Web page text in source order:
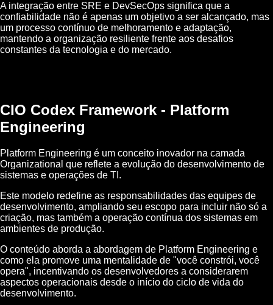
A integração entre SRE e DevSecOps significa que a
confiabilidade não é apenas um objetivo a ser alcançado, mas
um processo contínuo de melhoramento e adaptação,
mantendo a organização resiliente frente aos desafios
constantes da tecnologia e do mercado.
CIO Codex Framework - Platform
Engineering
Platform Engineering é um conceito inovador na camada
Organizational que reflete a evolução do desenvolvimento de
sistemas e operações de TI.
Este modelo redefine as responsabilidades das equipes de
desenvolvimento, ampliando seu escopo para incluir não só a
criação, mas também a operação contínua dos sistemas em
ambientes de produção.
O conteúdo aborda a abordagem de Platform Engineering e
como ela promove uma mentalidade de "você constrói, você
opera", incentivando os desenvolvedores a considerarem
aspectos operacionais desde o início do ciclo de vida do
desenvolvimento.